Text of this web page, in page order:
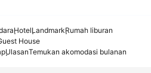
HotelLandmarkRumah liburan
House
UlasanTemukan akomodasi bulanan